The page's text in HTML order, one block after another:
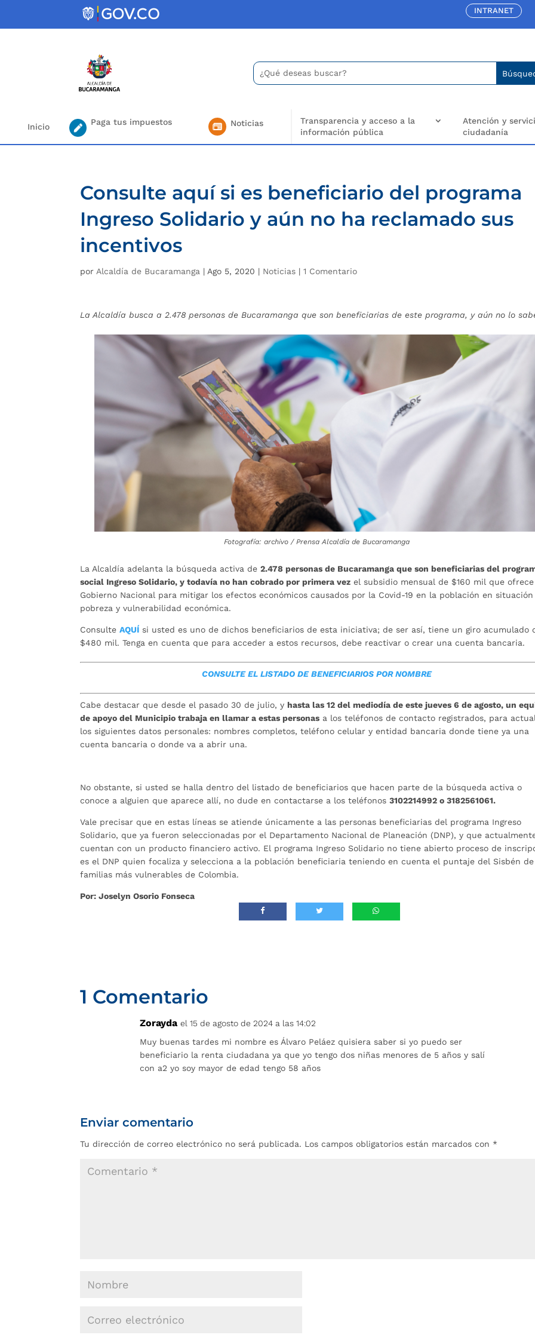
INTRANET
Buscar:
Search
for...
Inicio Paga tus impuestos Noticias
Transparencia y acceso a la
información pública
Atención y
ciudadanía
Consulte aquí si es beneficiario del programa
Ingreso Solidario y aún no ha reclamado sus
incentivos
por Alcaldía de Bucaramanga | Ago 5, 2020 | Noticias |1 Comentario
La Alcaldía busca a 2.478 personas de Bucaramanga que son beneficiarias de este programa, y aún no lo
Fotografía: archivo / Prensa Alcaldía de Bucaramanga
La Alcaldía adelanta la búsqueda activa de2.478 personas de Bucaramanga que son beneficiarias del
social Ingreso Solidario, y todavía no han cobrado por primera vez el subsidio mensual de $160 mil que
Gobierno Nacional para mitigar los efectos económicos causados por la Covid-19 en la población en
pobreza y vulnerabilidad económica.
ConsulteAQUÍ si usted es uno de dichos beneficiarios de esta iniciativa; de ser así, tiene un giro acumulado
$480 mil. Tenga en cuenta que para acceder a estos recursos, debe reactivar o crear una cuenta bancaria.
CONSULTE EL LISTADO DE BENEFICIARIOS POR NOMBRE
Cabe destacar que desde el pasado 30 de julio, yhasta las 12 del mediodía de este jueves 6 de agosto, un
de apoyo del Municipio trabaja en llamar a estas personas a los teléfonos de contacto registrados, para
los siguientes datos personales: nombres completos, teléfono celular y entidad bancaria donde tiene ya una
cuenta bancaria o donde va a abrir una.
No obstante, si usted se halla dentro del listado de beneficiarios que hacen parte de la búsqueda activa o
conoce a alguien que aparece allí, no dude en contactarse a los teléfonos3102214992 o 3182561061.
Vale precisar que en estas líneas se atiende únicamente a las personas beneficiarias del programa Ingreso
Solidario, que ya fueron seleccionadas por el Departamento Nacional de Planeación (DNP), y que
cuentan con un producto financiero activo. El programa Ingreso Solidario no tiene abierto proceso de
es el DNP quien focaliza y selecciona a la población beneficiaria teniendo en cuenta el puntaje del Sisbén
familias más vulnerables de Colombia.
Por: Joselyn Osorio Fonseca
1 Comentario
Zorayda el 15 de agosto de 2024 a las 14:02
Muy buenas tardes mi nombre es Álvaro Peláez quisiera saber si yo puedo ser
beneficiario la renta ciudadana ya que yo tengo dos niñas menores de 5 años y salí
con a2 yo soy mayor de edad tengo 58 años
Enviar comentario
Tu dirección de correo electrónico no será publicada. Los campos obligatorios están marcados con *